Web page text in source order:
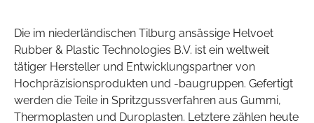
Die im niederländischen Tilburg ansässige Helvoet
Rubber & Plastic Technologies B.V. ist ein weltweit
tätiger Hersteller und Entwicklungspartner von
Hochpräzisionsprodukten und -baugruppen. Gefertigt
werden die Teile in Spritzgussverfahren aus Gummi,
Thermoplasten und Duroplasten. Letztere zählen heute